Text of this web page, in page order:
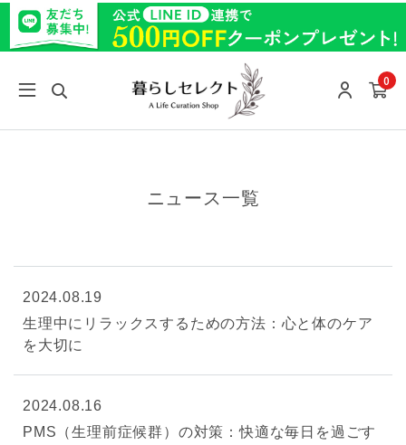
0
ニュース一覧
2024.08.19
生理中にリラックスするための方法：心と体のケア
を大切に
2024.08.16
PMS（生理前症候群）の対策：快適な毎日を過ごす